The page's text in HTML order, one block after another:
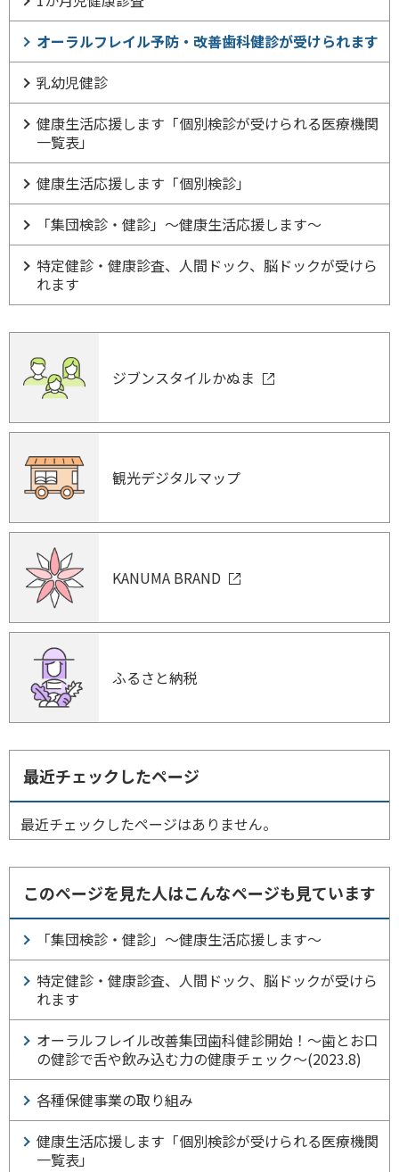
オーラルフレイル予防・改善歯科健診が受けられます
乳幼児健診
健康生活応援します「個別検診が受けられる医療機関
一覧表」
健康生活応援します「個別検診」
「集団検診・健診」～健康生活応援します～
特定健診・健康診査、人間ドック、脳ドックが受けら
れます
ジブンスタイルかぬま
観光デジタルマップ
KANUMA BRAND
ふるさと納税
最近チェックしたページ
最近チェックしたページはありません。
このページを見た人はこんなページも見ています
「集団検診・健診」～健康生活応援します～
特定健診・健康診査、人間ドック、脳ドックが受けら
れます
オーラルフレイル改善集団歯科健診開始！～歯とお口
の健診で舌や飲み込む力の健康チェック～(2023.8)
各種保健事業の取り組み
健康生活応援します「個別検診が受けられる医療機関
一覧表」